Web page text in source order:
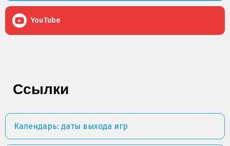
YouTube
Ссылки
Календарь: даты выхода игр